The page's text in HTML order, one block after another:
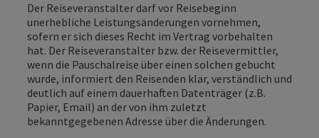
Der Reiseveranstalter darf vor Reisebeginn
unerhebliche Leistungsänderungen vornehmen,
sofern er sich dieses Recht im Vertrag vorbehalten
hat. Der Reiseveranstalter bzw. der Reisevermittler,
wenn die Pauschalreise über einen solchen gebucht
wurde, informiert den Reisenden klar, verständlich und
deutlich auf einem dauerhaften Datenträger (z.B.
Papier, Email) an der von ihm zuletzt
bekanntgegebenen Adresse über die Änderungen.